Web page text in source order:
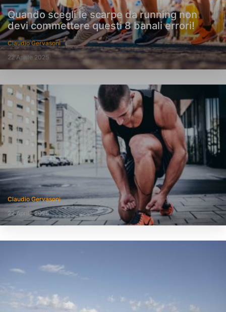
Quando scegli le scarpe da running non
devi commettere questi 8 banali errori!
Claudio Gervasoni
22 Aprile 2025
Claudio Gervasoni
22 Aprile 2025